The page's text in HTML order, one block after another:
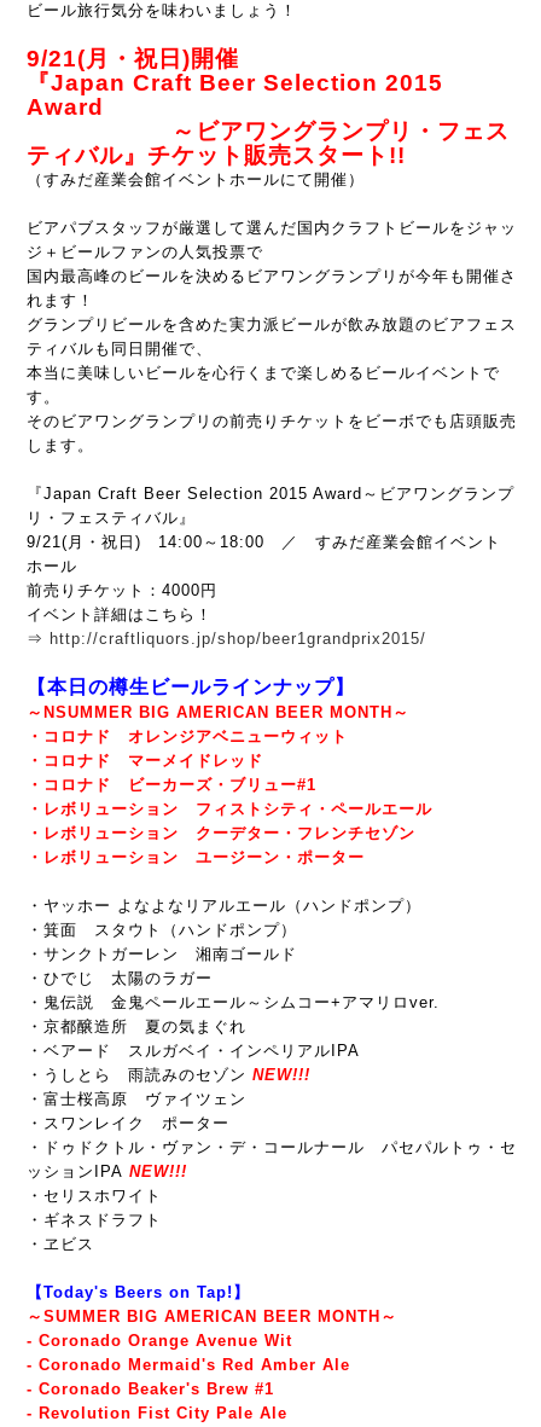
ビール旅行気分を味わいましょう！
9/21(月・祝日)開催
『Japan Craft Beer Selection 2015
Award
～ビアワングランプリ・フェス
ティバル』 チケット販売スタート!!
（すみだ産業会館イベントホールにて開催）
ビアパブスタッフが厳選して選んだ国内クラフトビールをジャッ
ジ＋ビールファンの人気投票で
国内最高峰のビールを決めるビアワングランプリが今年も開催さ
れます！
グランプリビールを含めた実力派ビールが飲み放題のビアフェス
ティバルも同日開催で、
本当に美味しいビールを心行くまで楽しめるビールイベントで
す。
そのビアワングランプリの前売りチケットをビーボでも店頭販売
します。
『Japan Craft Beer Selection 2015 Award ～ビアワングランプ
リ・フェスティバル』
9/21(月・祝日) 14:00～18:00 ／ すみだ産業会館イベント
ホール
前売りチケット：4000円
イベント詳細はこちら！
⇒ http://craftliquors.jp/shop/beer1grandprix2015/
【本日の樽生ビールラインナップ】
～NSUMMER BIG AMERICAN BEER MONTH～
・コロナド オレンジアベニューウィット
・コロナド マーメイドレッド
・コロナド ビーカーズ・ブリュー#1
・レボリューション フィストシティ・ペールエール
・レボリューション クーデター・フレンチセゾン
・レボリューション ユージーン・ポーター
・ヤッホー よなよなリアルエール（ハンドポンプ）
・箕面 スタウト（ハンドポンプ）
・サンクトガーレン 湘南ゴールド
・ひでじ 太陽のラガー
・鬼伝説 金鬼ペールエール～シムコー+アマリロver.
・京都醸造所 夏の気まぐれ
・ベアード スルガベイ・インペリアルIPA
・うしとら 雨読みのセゾン NEW!!!
・富士桜高原 ヴァイツェン
・スワンレイク ポーター
・
ドゥドクトル・ヴァン・デ・コールナール パセパルトゥ・セ
ッションIPA NEW!!!
・セリスホワイト
・ギネ スドラフト
・ヱビス
【Today's Beers on Tap!】
～SUMMER BIG AMERICAN BEER MONTH～
- Coronado Orange Avenue Wit
- Coronado Mermaid's Red Amber Ale
- Coronado Beaker's Brew #1
- Revolution Fist City Pale Ale